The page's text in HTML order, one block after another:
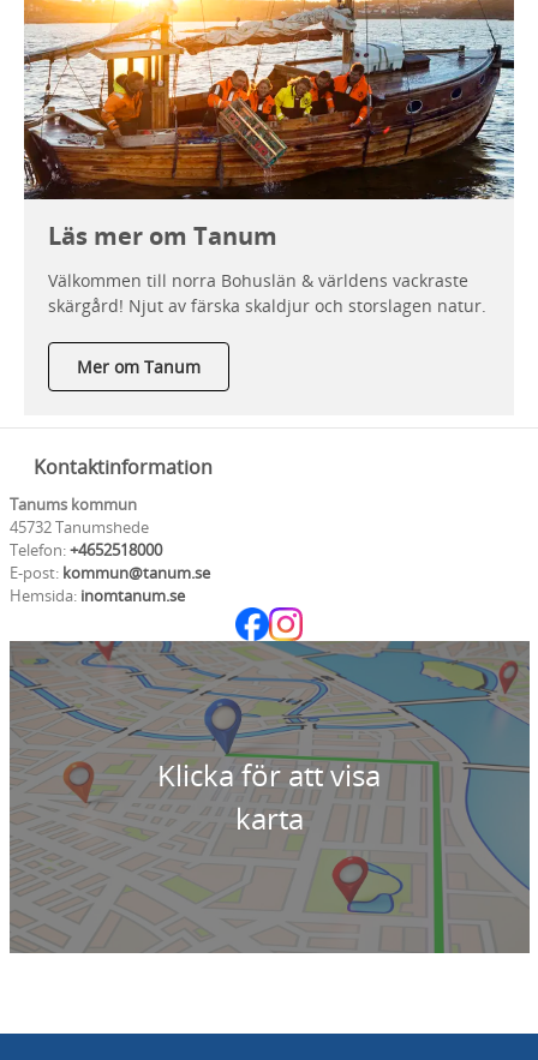
Läs mer om Tanum
Välkommen till norra Bohuslän & världens vackraste
skärgård! Njut av färska skaldjur och storslagen natur.
Mer om Tanum
Kontaktinformation
Tanums kommun
45732 Tanumshede
Telefon:+4652518000
E-post: kommun@tanum.se
Hemsida: inomtanum.se
Klicka för att visa
karta